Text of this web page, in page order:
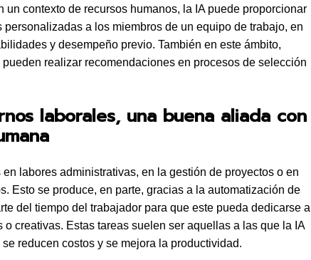
un contexto de recursos humanos, la IA puede proporcionar
personalizadas a los miembros de un equipo de trabajo, en
y desempeño previo. También en este ámbito,
realizar recomendaciones en procesos de selección
laborales, una buena aliada con
en labores administrativas, en la gestión de proyectos o en
Esto se produce, en parte, gracias a la automatización de
del tiempo del trabajador para que este pueda dedicarse a
o creativas. Estas tareas suelen ser aquellas a las que la IA
reducen costos y se mejora la productividad.